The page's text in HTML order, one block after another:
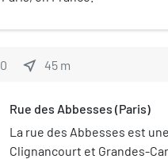
0 near_me 45 m
Rue des Abbesses (Paris)
La rue des Abbesses est
Clignancourt et Grandes-